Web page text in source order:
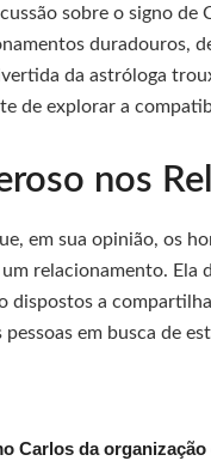
sobre o signo de
duradouros,
da astróloga
de explorar a
nos
em sua opinião, os
relacionamento. Ela
dispostos a
em busca de
Carlos da